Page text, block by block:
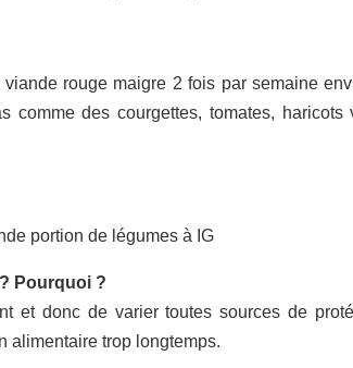
rouge maigre 2 fois par semaine
des courgettes, tomates, haricots
portion de légumes à IG
Pourquoi ?
et donc de varier toutes sources de
alimentaire trop longtemps.